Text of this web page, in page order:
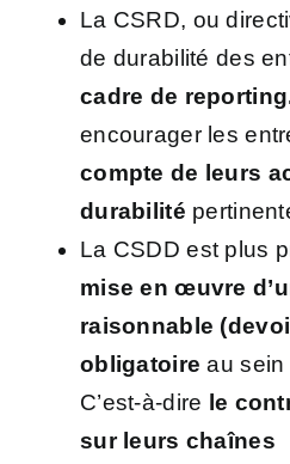
La CSRD, ou
de durabilité des
cadre de
encourager les
compte de leurs
durabilité
La CSDD est plus
mise en œuvre
raisonnable
obligatoire au sein
C’est-à-dire le
sur leurs chaînes